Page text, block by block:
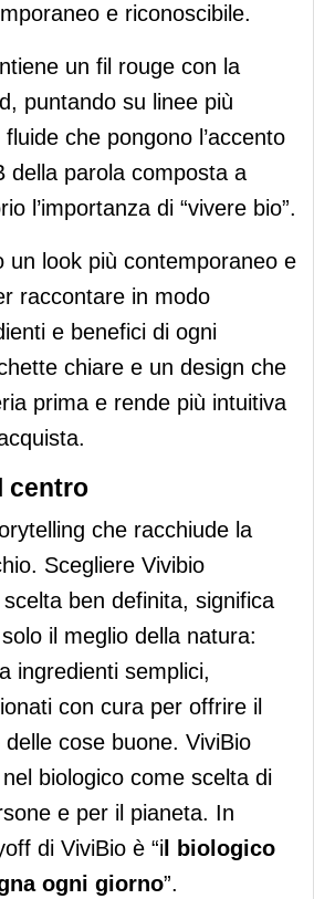
e riconoscibile.
un fil rouge con la
puntando su linee più
che pongono l’accento
della parola composta a
l’importanza di “vivere bio”.
un look più contemporaneo e
raccontare in modo
e benefici di ogni
chiare e un design che
prima e rende più intuitiva
centro
che racchiude la
Scegliere Vivibio
ben definita, significa
il meglio della natura:
ingredienti semplici,
con cura per offrire il
cose buone. ViviBio
biologico come scelta di
e per il pianeta. In
di ViviBio è “i l biologico
ogni giorno”.